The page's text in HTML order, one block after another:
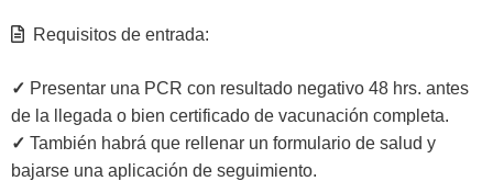
Requisitos de entrada:
✓ Presentar una PCR con resultado negativo 48 hrs. antes
de la llegada o bien certificado de vacunación completa.
✓ También habrá que rellenar un formulario de salud y
bajarse una aplicación de seguimiento.